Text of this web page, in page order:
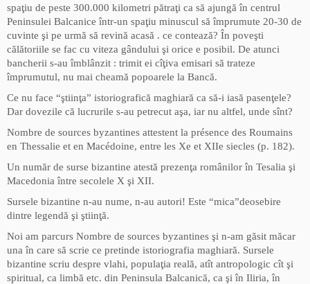
spaţiu de peste 300.000 kilometri pătraţi ca să ajungă în centrul
Peninsulei Balcanice într-un spaţiu minuscul să împrumute 20-30 de
cuvinte şi pe urmă să revină acasă . ce contează? În poveşti
călătoriile se fac cu viteza gândului şi orice e posibil. De atunci
bancherii s-au îmblânzit : trimit ei cîţiva emisari să trateze
împrumutul, nu mai cheamă popoarele la Bancă.
Ce nu face “ştiinţa” istoriografică maghiară ca să-i iasă pasenţele?
Dar dovezile că lucrurile s-au petrecut aşa, iar nu altfel, unde sînt?
Nombre de sources byzantines attestent la présence des Roumains
en Thessalie et en Macédoine, entre les Xe et XIIe siecles (p. 182).
Un număr de surse bizantine atestă prezenţa românilor în Tesalia şi
Macedonia între secolele X şi XII.
Sursele bizantine n-au nume, n-au autori! Este “mica”deosebire
dintre legendă şi ştiinţă.
Noi am parcurs Nombre de sources byzantines şi n-am găsit măcar
una în care să scrie ce pretinde istoriografia maghiară. Sursele
bizantine scriu despre vlahi, populaţia reală, atît antropologic cît şi
spiritual, ca limbă etc. din Peninsula Balcanică, ca şi în Iliria, în